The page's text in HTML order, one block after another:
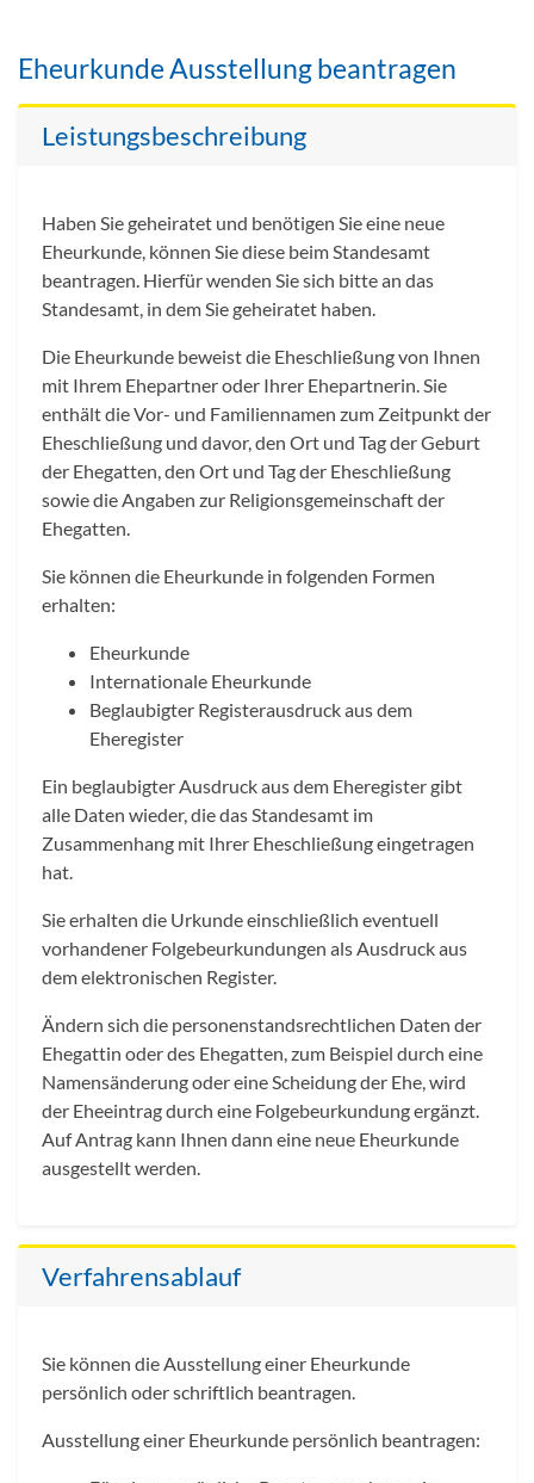
Eheurkunde Ausstellung beantragen
Leistungsbeschreibung
Haben Sie geheiratet und benötigen Sie eine neue
Eheurkunde, können Sie diese beim Standesamt
beantragen. Hierfür wenden Sie sich bitte an das
Standesamt, in dem Sie geheiratet haben.
Die Eheurkunde beweist die Eheschließung von Ihnen
mit Ihrem Ehepartner oder Ihrer Ehepartnerin. Sie
enthält die Vor- und Familiennamen zum Zeitpunkt der
Eheschließung und davor, den Ort und Tag der Geburt
der Ehegatten, den Ort und Tag der Eheschließung
sowie die Angaben zur Religionsgemeinschaft der
Ehegatten.
Sie können die Eheurkunde in folgenden Formen
erhalten:
Eheurkunde
Internationale Eheurkunde
Beglaubigter Registerausdruck aus dem
Eheregister
Ein beglaubigter Ausdruck aus dem Eheregister gibt
alle Daten wieder, die das Standesamt im
Zusammenhang mit Ihrer Eheschließung eingetragen
hat.
Sie erhalten die Urkunde einschließlich eventuell
vorhandener Folgebeurkundungen als Ausdruck aus
dem elektronischen Register.
Ändern sich die personenstandsrechtlichen Daten der
Ehegattin oder des Ehegatten, zum Beispiel durch eine
Namensänderung oder eine Scheidung der Ehe, wird
der Eheeintrag durch eine Folgebeurkundung ergänzt.
Auf Antrag kann Ihnen dann eine neue Eheurkunde
ausgestellt werden.
Verfahrensablauf
Sie können die Ausstellung einer Eheurkunde
persönlich oder schriftlich beantragen.
Ausstellung einer Eheurkunde persönlich beantragen: